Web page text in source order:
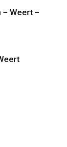
– Weert –